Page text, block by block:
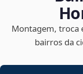
Montagem, troca
bairros da